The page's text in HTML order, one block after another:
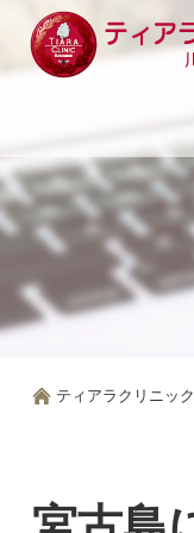
ティアラクリニッ